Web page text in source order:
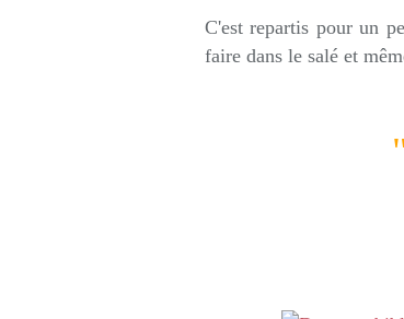
C'est repartis pour un
faire dans le salé et